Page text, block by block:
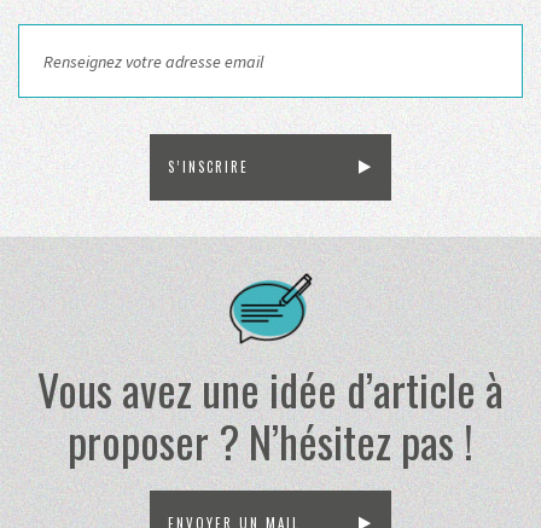
S’INSCRIRE
Vous avez une idée d’article à
proposer ? N’hésitez pas !
ENVOYER UN MAIL